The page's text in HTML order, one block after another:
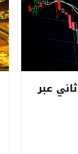
عبر